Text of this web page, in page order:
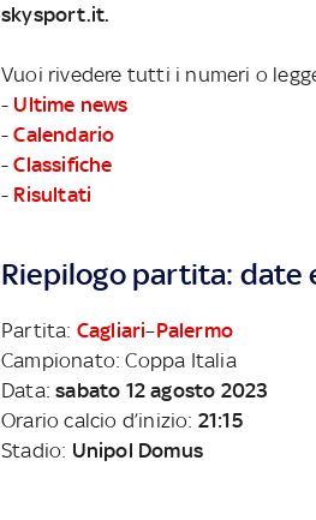
skysport.it.
Vuoi rivedere tutti i numeri o
- Ultime news
-Calendario
-Classifiche
- Risultati
Riepilogo partita: date
Partita: Cagliari–Palermo
Campionato: Coppa Italia
Data:sabato 12 agosto 2023
Orario calcio d’inizio: 21:15
Stadio: Unipol Domus